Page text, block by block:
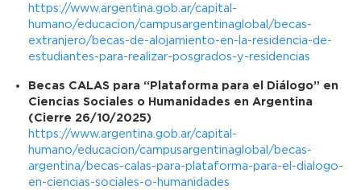
https://www.argentina.gob.ar/capital-
humano/educacion/campusargentinaglobal/becas-
extranjero/becas-de-alojamiento-en-la-residencia-de-
estudiantes-para-realizar-posgrados-y-residencias
Becas CALAS para “Plataforma para el Diálogo” en
Ciencias Sociales o Humanidades en Argentina
(Cierre 26/10/2025)
https://www.argentina.gob.ar/capital-
humano/educacion/campusargentinaglobal/becas-
argentina/becas-calas-para-plataforma-para-el-dialogo-
en-ciencias-sociales-o-humanidades